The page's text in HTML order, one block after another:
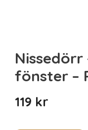
Nissedörr
fönster –
119 kr